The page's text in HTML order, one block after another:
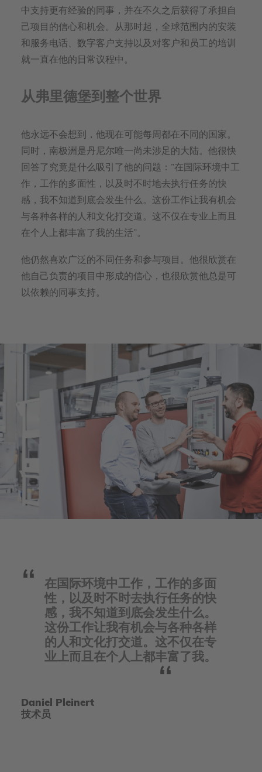
中支持更有经验的同事，并在不久之后获得了承担自
己项目的信心和机会。从那时起，全球范围内的安装
和服务电话、数字客户支持以及对客户和员工的培训
就一直在他的日常议程中。
从弗里德堡到整个世界
他永远不会想到，他现在可能每周都在不同的国家。
同时，南极洲是丹尼尔唯一尚未涉足的大陆。他很快
回答了究竟是什么吸引了他的问题：”在国际环境中工
作，工作的多面性，以及时不时地去执行任务的快
感，我不知道到底会发生什么。这份工作让我有机会
与各种各样的人和文化打交道。这不仅在专业上而且
在个人上都丰富了我的生活”。
他仍然喜欢广泛的不同任务和参与项目。他很欣赏在
他自己负责的项目中形成的信心，也很欣赏他总是可
以依赖的同事支持。
在国际环境中工作，工作的多面
性，以及时不时去执行任务的快
感，我不知道到底会发生什么。
这份工作让我有机会与各种各样
的人和文化打交道。这不仅在专
业上而且在个人上都丰富了我。
Daniel Pleinert
技术员